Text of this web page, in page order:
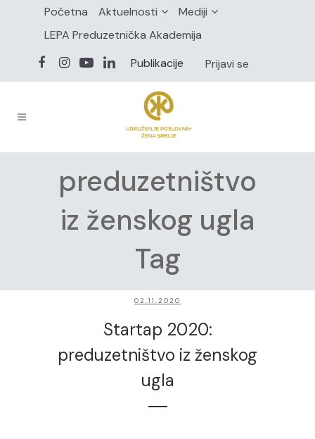
Početna Aktuelnosti
Mediji
LEPA Preduzetnička Akademija
Publikacije
Prijavi se
preduzetništvo
iz ženskog ugla
Tag
02.11.2020
Startap 2020:
preduzetništvo iz ženskog
ugla